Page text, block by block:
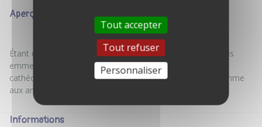
Aperçu
Étant une grande gourmande, je me ferai un plaisir de vous
emmener manger un plat typiquement alsacien près de la
cathédrale: la tarte flambée. Convient aux végétariens comme
Informations
Tout accepter
Tout refuser
Personnaliser